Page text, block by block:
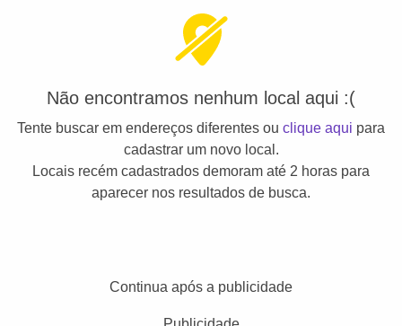
Não encontramos nenhum local aqui :(
Tente buscar em endereços diferentes ou clique aqui para
cadastrar um novo local.
Locais recém cadastrados demoram até 2 horas para
aparecer nos resultados de busca.
Continua após a publicidade